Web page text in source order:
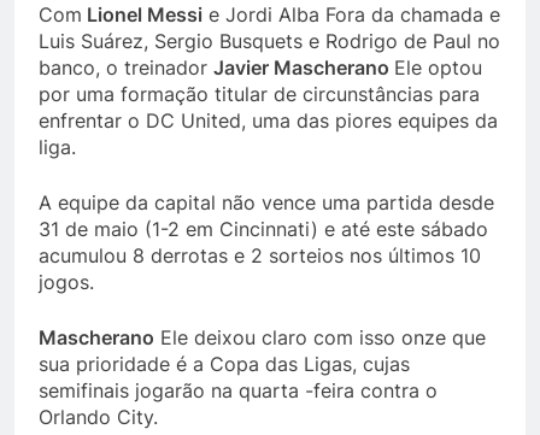
Com Lionel Messi e Jordi Alba Fora da chamada e
Luis Suárez, Sergio Busquets e Rodrigo de Paul no
banco, o treinador Javier Mascherano Ele optou
por uma formação titular de circunstâncias para
enfrentar o DC United, uma das piores equipes da
liga.
A equipe da capital não vence uma partida desde
31 de maio (1-2 em Cincinnati) e até este sábado
acumulou 8 derrotas e 2 sorteios nos últimos 10
jogos.
Mascherano Ele deixou claro com isso onze que
sua prioridade é a Copa das Ligas, cujas
semifinais jogarão na quarta -feira contra o
Orlando City.